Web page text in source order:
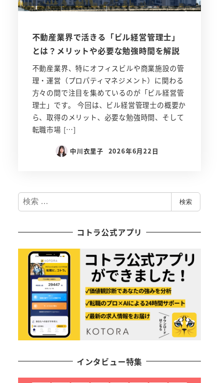
不動産業界で活きる「ビル経営管理士」
とは？メリットや必要な勉強時間を解説
不動産業界、特にオフィスビルや商業施設の管
理・運営（プロパティマネジメント）に関わる
方々の間で注目を集めているのが「ビル経営管
理士」です。 今回は、ビル経営管理士の概要か
ら、取得のメリット、必要な勉強時間、そして
転職市場 […]
中川衣里子 2026年6月22日
検
索
検索
コトラ公式アプリ
インタビュー特集